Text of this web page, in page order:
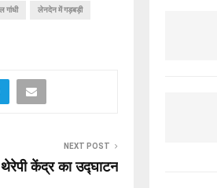
गांधी लेनदेन में गड़बड़ी
NEXT POST
थेरेपी केंद्र का उद्घाटन